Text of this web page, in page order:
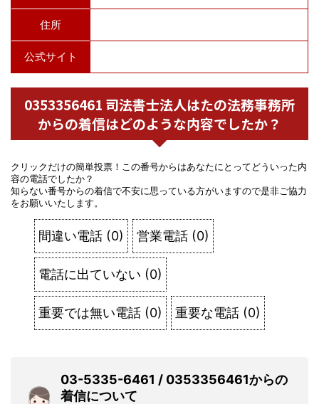
住所
公式サイト
0353356461 司法書士法人はたの法務事務所
からの着信はどのような内容でしたか？
クリックだけの簡単投票！この番号からはあなたにとってどういった内
容の電話でしたか？
知らない番号からの着信で不安に思っている方がいますので是非ご協力
をお願いいたします。
間違い電話 (0) 営業電話 (0)
電話に出ていない (0)
重要では無い電話 (0) 重要な電話 (0)
03-5335-6461 / 0353356461からの
着信について